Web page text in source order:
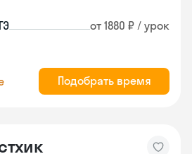
от 1880 ₽ / урок
Подобрать время